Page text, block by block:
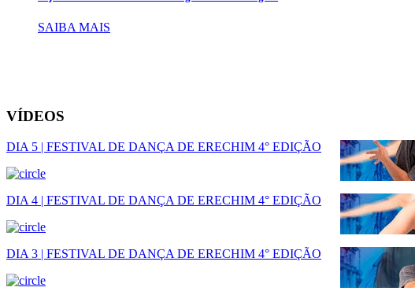
SAIBA MAIS
VÍDEOS
DIA 5 | FESTIVAL DE DANÇA DE ERECHIM 4° EDIÇÃO
DIA 4 | FESTIVAL DE DANÇA DE ERECHIM 4° EDIÇÃO
DIA 3 | FESTIVAL DE DANÇA DE ERECHIM 4° EDIÇÃO